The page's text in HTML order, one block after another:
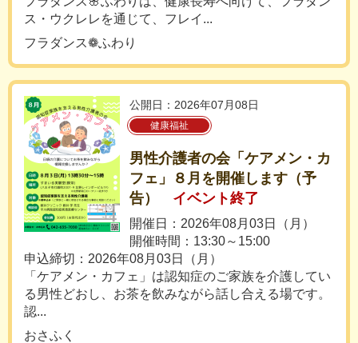
ス・ウクレレを通じて、フレイ...
フラダンス❁ふわり
公開日：2026年07月08日
健康福祉
男性介護者の会「ケアメン・カ
フェ」８月を開催します（予
告）
イベント終了
開催日：2026年08月03日（月）
開催時間：13:30～15:00
申込締切：2026年08月03日（月）
「ケアメン・カフェ」は認知症のご家族を介護してい
る男性どおし、お茶を飲みながら話し合える場です。
認...
おさふく